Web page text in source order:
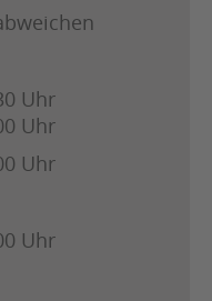
Uhr
Uhr
Uhr
Uhr